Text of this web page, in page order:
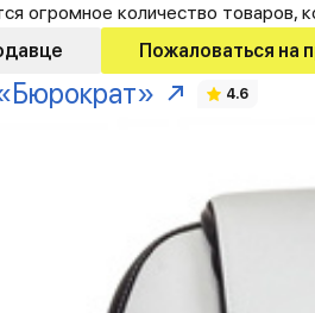
Пожаловаться на
огромное количество товаров,
4.6